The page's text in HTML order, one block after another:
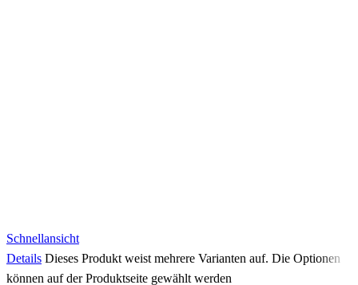
Schnellansicht
Details Dieses Produkt weist mehrere Varianten auf. Die Optionen
können auf der Produktseite gewählt werden